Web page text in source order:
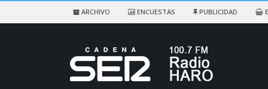
ARCHIVO ENCUESTAS PUBLICIDAD